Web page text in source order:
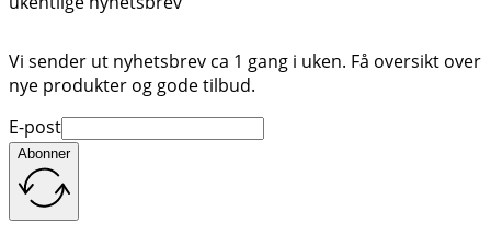
Vi sender ut nyhetsbrev ca 1 gang i uken. Få oversikt over
nye produkter og gode tilbud.
E-post
Abonner